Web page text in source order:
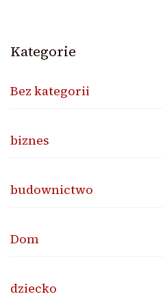
Kategorie
Bez kategorii
biznes
budownictwo
Dom
dziecko